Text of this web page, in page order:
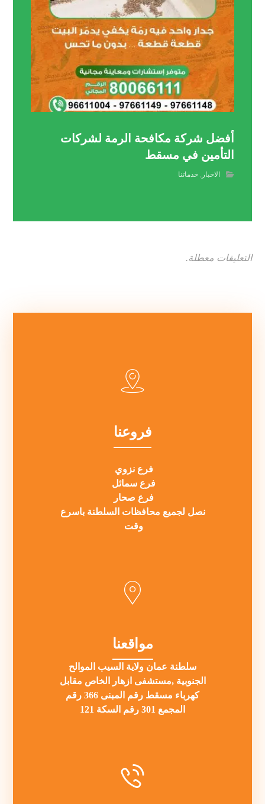
أفضل شركة مكافحة الرمة لشركات
التأمين في مسقط
الاخبار ,خدماتنا
التعليقات معطلة.
فروعنا
فرع نزوي
فرع سمائل
فرع صحار
نصل لجميع محافظات السلطنة باسرع
وقت
مواقعنا
سلطنة عمان ولاية السيب الموالح
الجنوبية ,مستشفى ازهار الخاص مقابل
كهرباء مسقط رقم المبنى 366 رقم
المجمع 301 رقم السكة 121